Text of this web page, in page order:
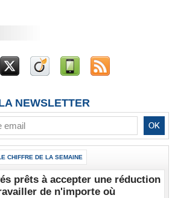
NEWSLETTER
CHIFFRE DE LA SEMAINE
prêts à accepter une réduction
de n'importe où